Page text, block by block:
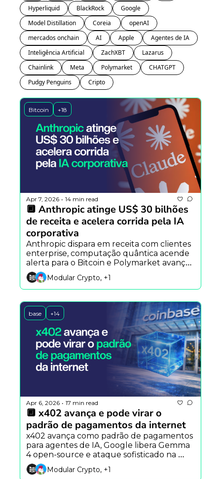
Hyperliquid
BlackRock
Google
Model Distillation
openAI
mercados onchain
AI Apple
Agentes de IA
Inteligência Artificial
ZachXBT
Lazarus
Chainlink
Meta Polymarket
CHATGPT
Pudgy Penguins
Cripto
Bitcoin +18
Apr 7, 2026 • 14 min read
🔲 Anthropic atinge US$ 30 bilhões
de receita e acelera corrida pela IA
corporativa
Anthropic dispara em receita com clientes
enterprise, computação quântica acende
alerta para o Bitcoin e Polymarket avança
com stablecoin própria e nova
infraestrutura de trading.
Modular Crypto, +1
base +14
Apr 6, 2026 • 17 min read
🔲 x402 avança e pode virar o
padrão de pagamentos da internet
x402 avança como padrão de pagamentos
para agentes de IA, Google libera Gemma
4 open-source e ataque sofisticado na
Drift expõe vulnerabilidades críticas no
DeFi. Modular Crypto, +1